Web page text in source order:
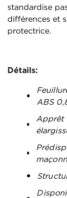
standardise
différences et
protectrice.
Détails:
ABS
Apprêt